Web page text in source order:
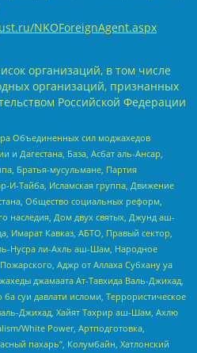
NKOForeignAgent.aspx
организаций, в том числе
организаций, признанных
Российской Федерации
Объединенных сил моджахедов
и Дагестана, База, Асбат аль-Ансар,
Братья-мусульмане, Партия
И-Тайба, Исламская группа, Движение
Общество социальных реформ,
наследия, Дом двух святых, Джунд аш-
Имарат Кавказ, АБТО, Правый сектор,
Нусра ли-Ахль аш-Шам, Народное
Аджр от Аллаха Субхану уа
джамаата Ат-Тавхида Валь-Джихад,
суи давлати исломи, Террористическое
Джихад, Хайят Тахрир аш-Шам, Ахлю
White Power, Артподготовка,
пахарь”, Колумбайн, Хатлонский